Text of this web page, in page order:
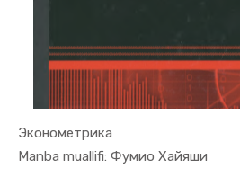
Эконометрика
Manba muallifi: Фумио Хайяши
In Ekonome...